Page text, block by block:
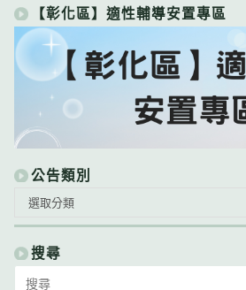
【彰化區】適性輔導安置專區
公告類別
類
別
選取分類
搜尋